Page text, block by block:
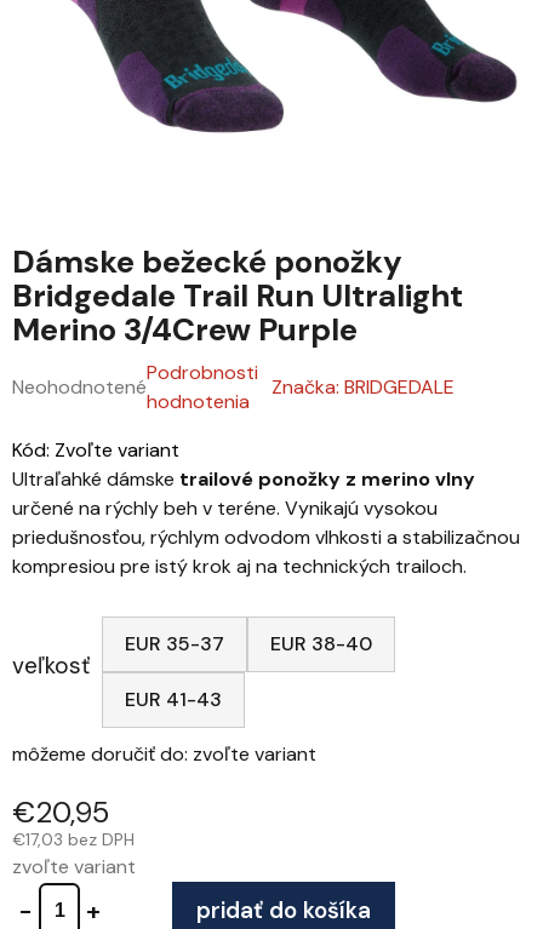
Dámske bežecké ponožky
Bridgedale Trail Run Ultralight
Merino 3/4Crew Purple
Priemerné hodnotenie produktu je 0,0 z 5 hviezdičiek.
Neohodnotené
Podrobnosti
hodnotenia
Značka: BRIDGEDALE
€20,95
€17,03 bez DPH
zvoľte variant
pridať do košíka
veľkosť
EUR 35-37 EUR 38-40
EUR 41-43
môžeme doručiť do: zvoľte variant
Kód: Zvoľte variant
Ultraľahké dámske trailové ponožky z merino vlny
určené na rýchly beh v teréne. Vynikajú vysokou
priedušnosťou, rýchlym odvodom vlhkosti a stabilizačnou
kompresiou pre istý krok aj na technických trailoch.